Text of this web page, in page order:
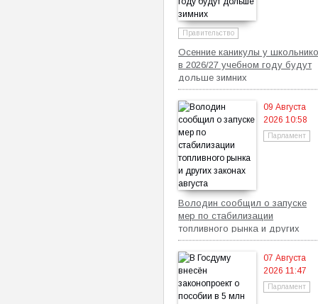
Правительство
Осенние каникулы у
в 2026/27 учебном году будут
дольше зимних
09 Августа
2026 10:58
Парламент
Володин сообщил о запуске
мер по стабилизации
топливного рынка и других
законах августа
07 Августа
2026 11:47
Парламент